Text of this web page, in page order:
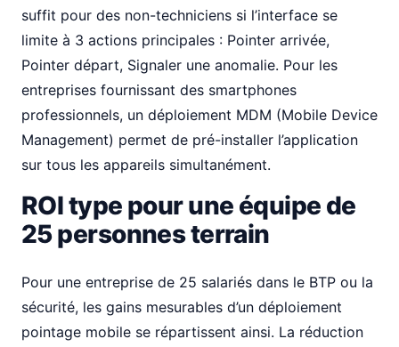
suffit pour des non-techniciens si l’interface se
limite à 3 actions principales : Pointer arrivée,
Pointer départ, Signaler une anomalie. Pour les
entreprises fournissant des smartphones
professionnels, un déploiement MDM (Mobile Device
Management) permet de pré-installer l’application
sur tous les appareils simultanément.
ROI type pour une équipe de
25 personnes terrain
Pour une entreprise de 25 salariés dans le BTP ou la
sécurité, les gains mesurables d’un déploiement
pointage mobile se répartissent ainsi. La réduction